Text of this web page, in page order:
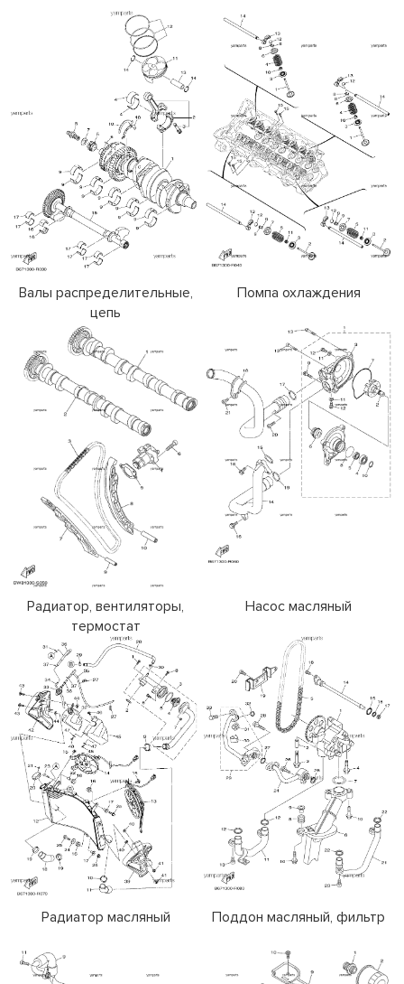
Валы распределительные,
цепь
Помпа охлаждения
Радиатор, вентиляторы,
термостат
Насос масляный
Радиатор масляный Поддон масляный, фильтр